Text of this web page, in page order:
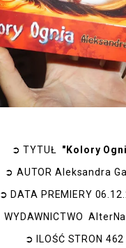
➲ TYTUŁ "Kolory
➲ AUTORAleksandra
➲ DATA PREMIERY
WYDAWNICTWO
➲
ILOŚĆ STRON 462